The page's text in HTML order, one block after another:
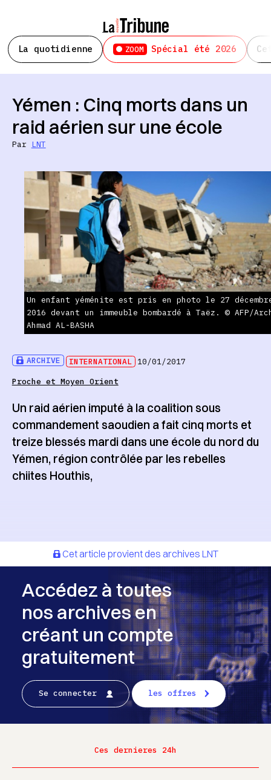
La quotidienne ZOOM Spécial été 2026
ARCHIVE INTERNATIONAL 10/01/2017
Proche et Moyen Orient
Yémen : Cinq morts dans un
raid aérien sur une école
Par LNT
Un enfant yéménite est pris en photo le 27
2016 devant un immeuble bombardé à Taëz. © AFP/
Ahmad AL-BASHA
Un raid aérien imputé à la coalition sous
commandement saoudien a fait cinq morts et
treize blessés mardi dans une école du nord du
Yémen, région contrôlée par les rebelles
chiites Houthis,
Cet article provient des archives LNT
Accédez à toutes
nos archives en
créant un compte
gratuitement
Se connecter les offres
Ces dernieres 24h